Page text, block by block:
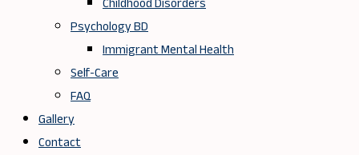
Psychology BD
Immigrant Mental Health
Self-Care
FAQ
Gallery
Contact